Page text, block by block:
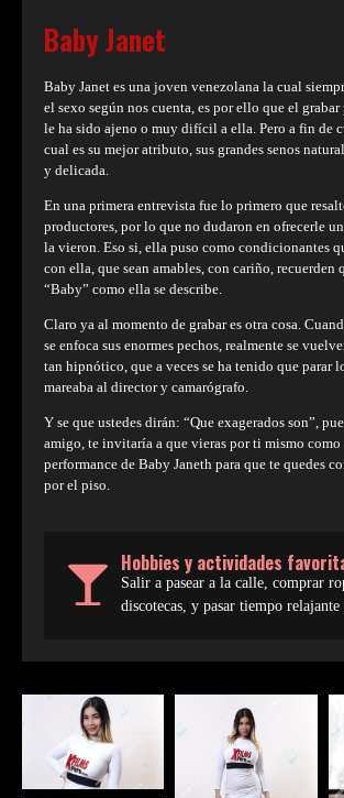
Baby Janet
Baby Janet es una joven venezolana la cual
el sexo según nos cuenta, es por ello que el
le ha sido ajeno o muy difícil a ella. Pero a fin de
cual es su mejor atributo, sus grandes senos
y delicada.
En una primera entrevista fue lo primero que
productores, por lo que no dudaron en ofrecerle
la vieron. Eso si, ella puso como condicionantes
con ella, que sean amables, con cariño, recuerden
“Baby” como ella se describe.
Claro ya al momento de grabar es otra cosa.
se enfoca sus enormes pechos, realmente se
tan hipnótico, que a veces se ha tenido que parar
mareaba al director y camarógrafo.
Y se que ustedes dirán: “Que exagerados son”,
amigo, te invitaría a que vieras por ti mismo como
performance de Baby Janeth para que te quedes
por el piso.
Hobbies y actividades
Salir a pasear a la calle, comprar
discotecas, y pasar tiempo relajante